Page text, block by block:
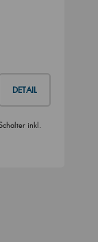
DETAIL
inkl.